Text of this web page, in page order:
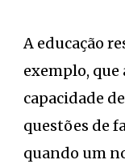
A educação
exemplo, que
capacidade
questões de
quando um